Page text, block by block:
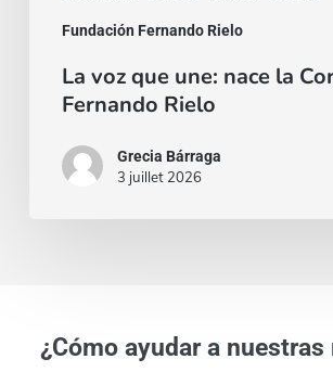
Fundación Fernando Rielo
La voz que une: nace la
Fernando Rielo
Grecia Bárraga
3 juillet 2026
¿Cómo ayudar a